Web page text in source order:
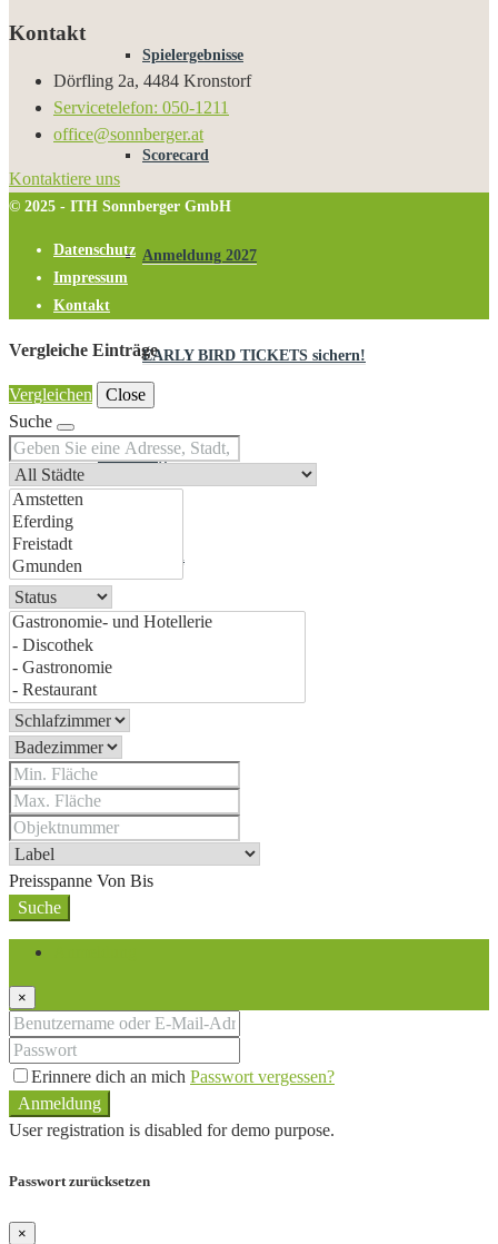
Spielergebnisse
Scorecard
Anmeldung 2027
EARLY BIRD TICKETS sichern!
Immoblog
Hausssichten
Kontakt
Dörfling 2a, 4484 Kronstorf
Servicetelefon: 050-1211
office@sonnberger.at
Kontaktiere uns
© 2025 - ITH Sonnberger GmbH
Datenschutz
Impressum
Kontakt
Vergleiche Einträge
Vergleichen
Close
Suche
Preisspanne Von Bis
Suche
×
Erinnere dich an mich Passwort vergessen?
Anmeldung
User registration is disabled for demo purpose.
Passwort zurücksetzen
×